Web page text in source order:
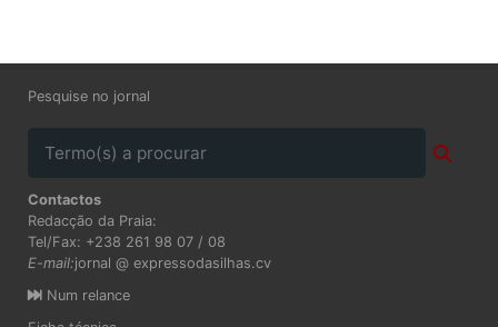
Pesquise no jornal
Contactos
Redacção da Praia:
Tel/Fax: +238 261 98 07 / 08
E-mail:jornal @ expressodasilhas.cv
Num relance